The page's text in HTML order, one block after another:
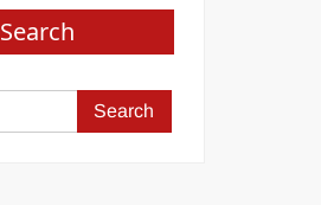
Search
Search
for: